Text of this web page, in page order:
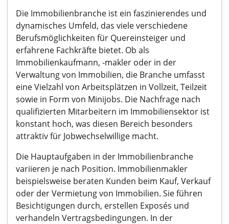
Die Immobilienbranche ist ein faszinierendes und
dynamisches Umfeld, das viele verschiedene
Berufsmöglichkeiten für Quereinsteiger und
erfahrene Fachkräfte bietet. Ob als
Immobilienkaufmann, -makler oder in der
Verwaltung von Immobilien, die Branche umfasst
eine Vielzahl von Arbeitsplätzen in Vollzeit, Teilzeit
sowie in Form von Minijobs. Die Nachfrage nach
qualifizierten Mitarbeitern im Immobiliensektor ist
konstant hoch, was diesen Bereich besonders
attraktiv für Jobwechselwillige macht.
Die Hauptaufgaben in der Immobilienbranche
variieren je nach Position. Immobilienmakler
beispielsweise beraten Kunden beim Kauf, Verkauf
oder der Vermietung von Immobilien. Sie führen
Besichtigungen durch, erstellen Exposés und
verhandeln Vertragsbedingungen. In der